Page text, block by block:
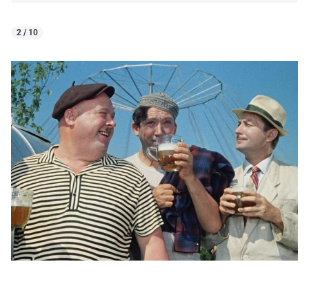
2 / 10